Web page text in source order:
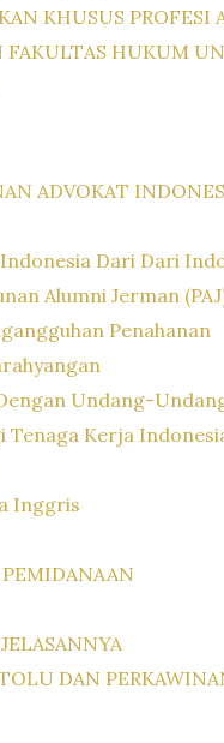
KHUSUS
HUKUM
ADVOKAT
Dari Dari
Alumni Jerman
Penahanan
Undang-
Tenaga Kerja
Inggris
DAN